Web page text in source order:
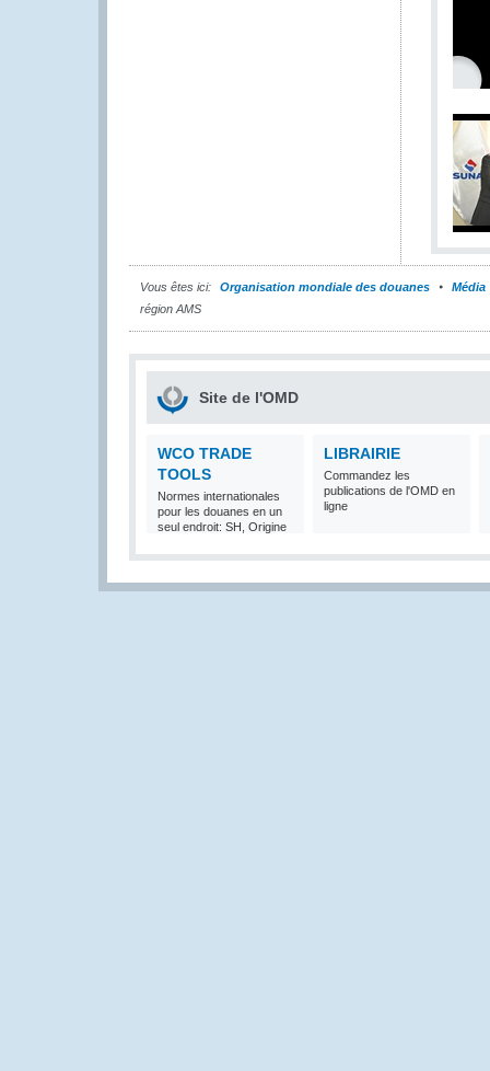
Vous êtes ici: Organisation mondiale des douanes
Média
région AMS
Site de l'OMD
WCO TRADE
TOOLS
Normes internationales
pour les douanes en un
seul endroit: SH, Origine
LIBRAIRIE
Commandez les
publications de l'OMD en
ligne